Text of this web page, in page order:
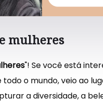
mulheres
"! Se você está
o mundo, veio ao
a diversidade, a